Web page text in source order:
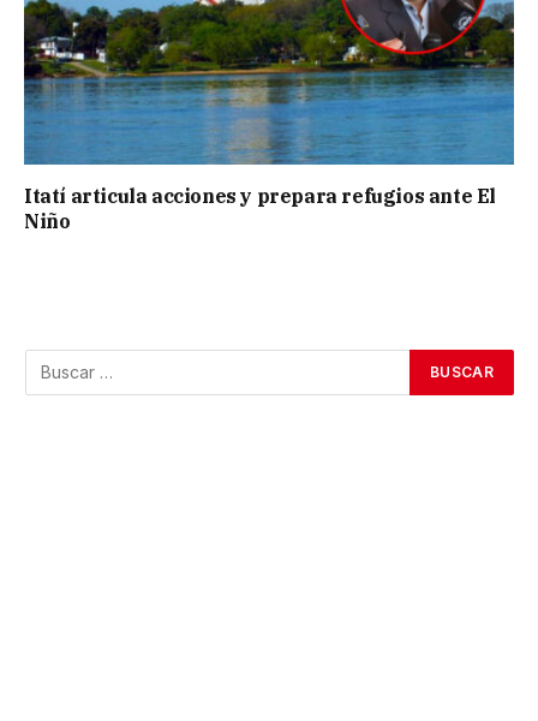
Itatí articula acciones y prepara refugios ante El
Niño